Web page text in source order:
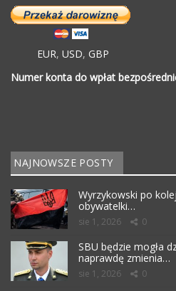
EUR, USD, GBP
Numer konta do wpłat
NAJNOWSZE POSTY
Wyrzykowski po
obywatelki…
sie 1, 2026 0
SBU będzie mogła
naprawdę zmienia…
sie 1, 2026 0